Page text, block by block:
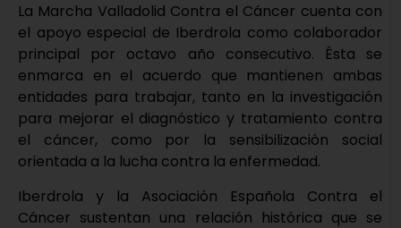
La Marcha Valladolid Contra el Cáncer cuenta con
el apoyo especial de Iberdrola como colaborador
principal por octavo año consecutivo. Ésta se
enmarca en el acuerdo que mantienen ambas
entidades para trabajar, tanto en la investigación
para mejorar el diagnóstico y tratamiento contra
el cáncer, como por la sensibilización social
orientada a la lucha contra la enfermedad.
Iberdrola y la Asociación Española Contra el
Cáncer sustentan una relación histórica que se